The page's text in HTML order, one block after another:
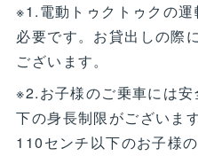
※1.電動トゥクトゥクの
必要です。お貸出しの際
ございます。
※2.お子様のご乗車には
下の身長制限がございます
110センチ以下のお子様